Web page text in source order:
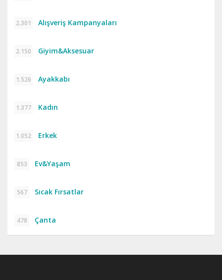
2.301 Alışveriş Kampanyaları
2.150 Giyim&Aksesuar
1.526 Ayakkabı
1.377 Kadın
1.052 Erkek
853 Ev&Yaşam
567 Sıcak Fırsatlar
478 Çanta